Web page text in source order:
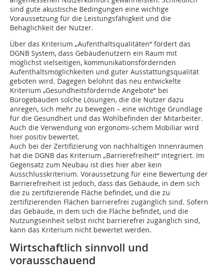
sind gute akustische Bedingungen eine wichtige
Voraussetzung für die Leistungsfähigkeit und die
Behaglichkeit der Nutzer.
Über das Kriterium „Aufenthaltsqualitäten“ fördert das
DGNB System, dass Gebäudenutzern ein Raum mit
möglichst vielseitigen, kommunikationsfördernden
Aufenthaltsmöglichkeiten und guter Ausstattungsqualität
geboten wird. Dagegen belohnt das neu entwickelte
Kriterium „Gesundheitsfördernde Angebote“ bei
Bürogebäuden solche Lösun­gen, die die Nutzer dazu
anregen, sich mehr zu bewegen – eine wichtige Grundlage
für die Gesundheit und das Wohlbefinden der Mitarbeiter.
Auch die Verwendung von ergonomi-schem Mobiliar wird
hier positiv bewertet.
Auch bei der Zertifizierung von nachhaltigen Innenräumen
hat die DGNB das Kriterium „Barrierefreiheit“ integriert. Im
Gegensatz zum Neubau ist dies hier aber kein
Ausschlusskriterium. Voraussetzung für eine Bewertung der
Barrierefreiheit ist jedoch, dass das Gebäude, in dem sich
die zu zertifizierende Fläche befindet, und die zu
zertifizierenden Flächen barrierefrei zugänglich sind. Sofern
das Gebäude, in dem sich die Fläche befindet, und die
Nutzungseinheit selbst nicht barrierefrei zugänglich sind,
kann das Kriterium nicht bewertet werden.
Wirtschaftlich sinnvoll und
vorausschauend